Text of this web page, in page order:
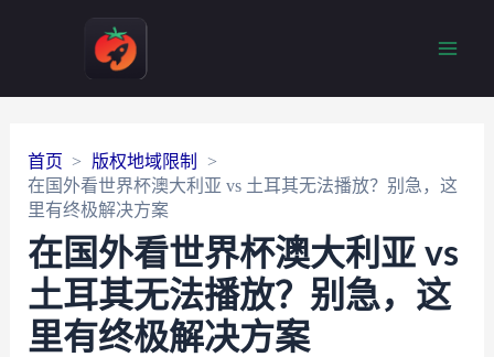
首页
版权地域限制
在国外看世界杯澳大利亚 vs 土耳其无法播放？别急，这
里有终极解决方案
在国外看世界杯澳大利亚 vs
土耳其无法播放？别急，这
里有终极解决方案